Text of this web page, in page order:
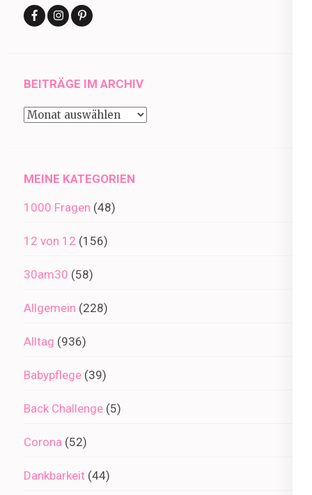
BEITRÄGE IM ARCHIV
Beiträge
MEINE KATEGORIEN
1000 Fragen (48)
12 von 12 (156)
30am30 (58)
Allgemein (228)
Alltag (936)
Babypflege (39)
Back Challenge (5)
Corona (52)
Dankbarkeit (44)